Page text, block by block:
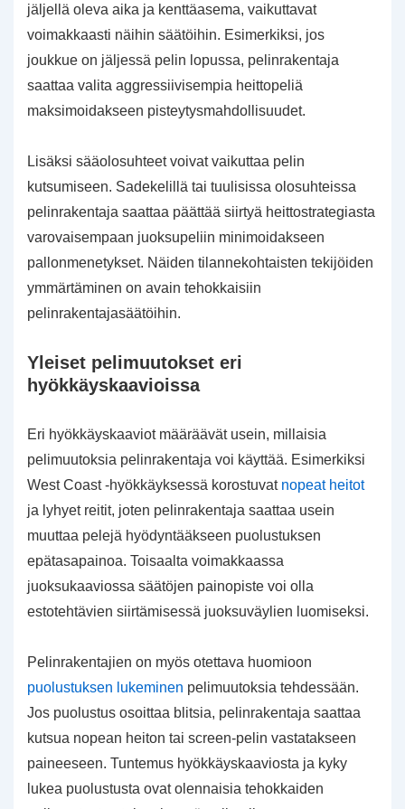
jäljellä oleva aika ja kenttäasema, vaikuttavat
voimakkaasti näihin säätöihin. Esimerkiksi, jos
joukkue on jäljessä pelin lopussa, pelinrakentaja
saattaa valita aggressiivisempia heittopeliä
maksimoidakseen pisteytysmahdollisuudet.
Lisäksi sääolosuhteet voivat vaikuttaa pelin
kutsumiseen. Sadekelillä tai tuulisissa olosuhteissa
pelinrakentaja saattaa päättää siirtyä heittostrategiasta
varovaisempaan juoksupeliin minimoidakseen
pallonmenetykset. Näiden tilannekohtaisten tekijöiden
ymmärtäminen on avain tehokkaisiin
pelinrakentajasäätöihin.
Yleiset pelimuutokset eri
hyökkäyskaavioissa
Eri hyökkäyskaaviot määräävät usein, millaisia
pelimuutoksia pelinrakentaja voi käyttää. Esimerkiksi
West Coast -hyökkäyksessä korostuvat nopeat heitot
ja lyhyet reitit, joten pelinrakentaja saattaa usein
muuttaa pelejä hyödyntääkseen puolustuksen
epätasapainoa. Toisaalta voimakkaassa
juoksukaaviossa säätöjen painopiste voi olla
estotehtävien siirtämisessä juoksuväylien luomiseksi.
Pelinrakentajien on myös otettava huomioon
puolustuksen lukeminen pelimuutoksia tehdessään.
Jos puolustus osoittaa blitsia, pelinrakentaja saattaa
kutsua nopean heiton tai screen-pelin vastatakseen
paineeseen. Tuntemus hyökkäyskaaviosta ja kyky
lukea puolustusta ovat olennaisia tehokkaiden